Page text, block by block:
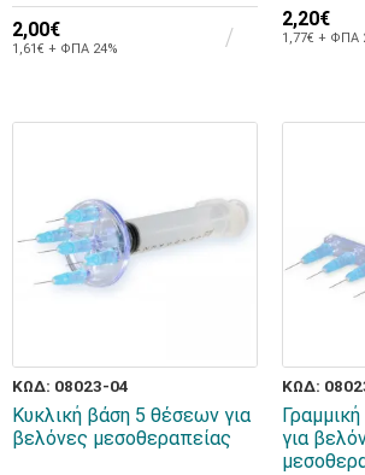
2,00€
1,61€ + ΦΠΑ 24%
2,20€
1,77€ + ΦΠΑ
ΚΩΔ: 08023-04
Κυκλική βάση 5 θέσεων για
βελόνες μεσοθεραπείας
ΚΩΔ:
για